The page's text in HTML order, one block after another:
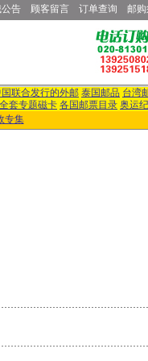
告 顾客留言 订单查询 邮
联合发行的外邮 泰国邮品 台湾
套专题磁卡 各国邮票目录 奥运
专集